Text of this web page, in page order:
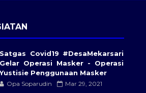
Satgas Covid19 #DesaMekarsari​
Gelar Operasi Masker - Operasi
Yustisie Penggunaan Masker
Opa Soparudin Mar 29, 2021